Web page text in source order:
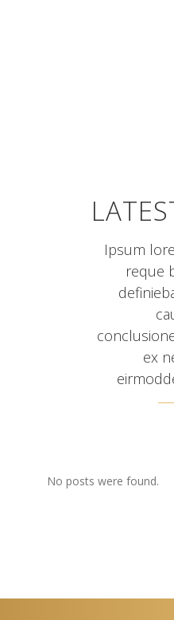
Ipsum
reque
ex
No posts were found.